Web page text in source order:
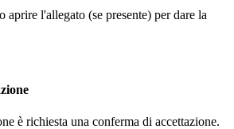
aprire l'allegato (se presente) per dare la
è richiesta una conferma di accettazione.